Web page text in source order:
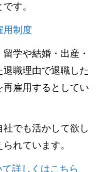
す。
用制度
学や結婚・出産・
職理由で退職した
雇用するとしてい
でも活かして欲し
れています。
詳しくはこちら